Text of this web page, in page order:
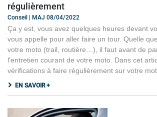
régulièrement
Conseil | MAJ 08/04/2022
Ça y est, vous avez quelques heures devant
vous appelle pour aller faire un tour. Quelle
votre moto (trail, routière…), il faut avant de
l'entretien courant de votre moto. Dans cet
vérifications à faire régulièrement sur votre
EN SAVOIR +